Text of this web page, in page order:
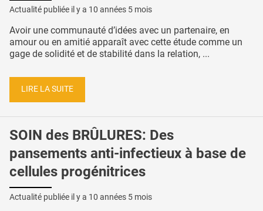
Actualité publiée il y a 10 années 5 mois
Avoir une communauté d’idées avec un partenaire, en
amour ou en amitié apparaît avec cette étude comme un
gage de solidité et de stabilité dans la relation, ...
LIRE LA SUITE
SOIN des BRÛLURES: Des
pansements anti-infectieux à base de
cellules progénitrices
Actualité publiée il y a 10 années 5 mois